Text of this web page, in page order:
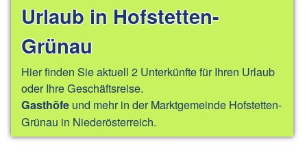
Urlaub in Hofstetten-
Grünau
Hier finden Sie aktuell 2 Unterkünfte für Ihren Urlaub
oder Ihre Geschäftsreise.
Gasthöfe und mehr in der Marktgemeinde Hofstetten-
Grünau in Niederösterreich.